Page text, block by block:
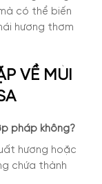
có thể biến
hương thơm
VỀ MÙI
pháp không?
hương hoặc
chứa thành